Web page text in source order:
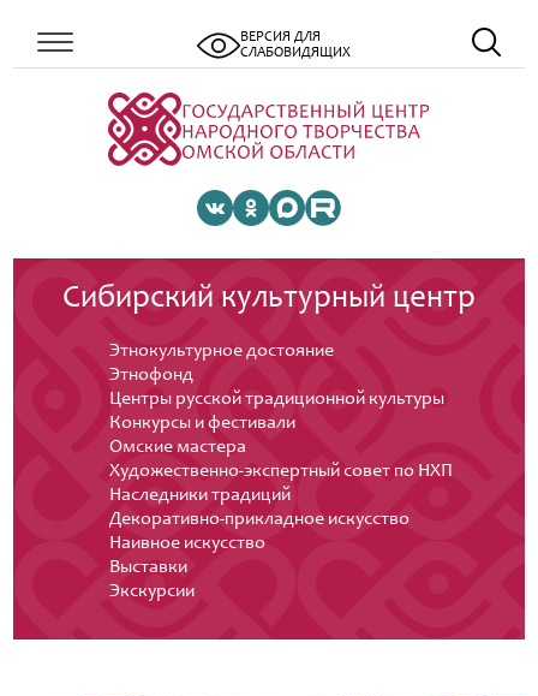
ВЕРСИЯ ДЛЯ
СЛАБОВИДЯЩИХ
Сибирский культурный центр
Этнокультурное достояние
Этнофонд
Центры русской традиционной культуры
Конкурсы и фестивали
Омские мастера
Художественно-экспертный совет по НХП
Наследники традиций
Декоративно-прикладное искусство
Наивное искусство
Выставки
Экскурсии